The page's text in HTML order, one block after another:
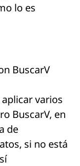
lo es
BuscarV
varios
BuscarV, en
de
si no está